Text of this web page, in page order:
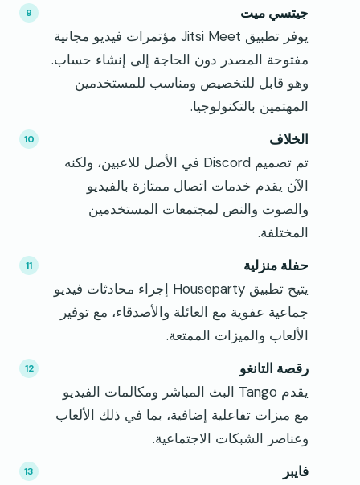
جيتسي ميت
يوفر تطبيق Jitsi Meet مؤتمرات فيديو مجانية
مفتوحة المصدر دون الحاجة إلى إنشاء حساب.
وهو قابل للتخصيص ومناسب للمستخدمين
المهتمين بالتكنولوجيا.
الخلاف
تم تصميم Discord في الأصل للاعبين، ولكنه
الآن يقدم خدمات اتصال ممتازة بالفيديو
والصوت والنص لمجتمعات المستخدمين
المختلفة.
حفلة منزلية
يتيح تطبيق Houseparty إجراء محادثات فيديو
جماعية عفوية مع العائلة والأصدقاء، مع توفير
الألعاب والميزات الممتعة.
رقصة التانغو
يقدم Tango البث المباشر ومكالمات الفيديو
مع ميزات تفاعلية إضافية، بما في ذلك الألعاب
وعناصر الشبكات الاجتماعية.
فايبر